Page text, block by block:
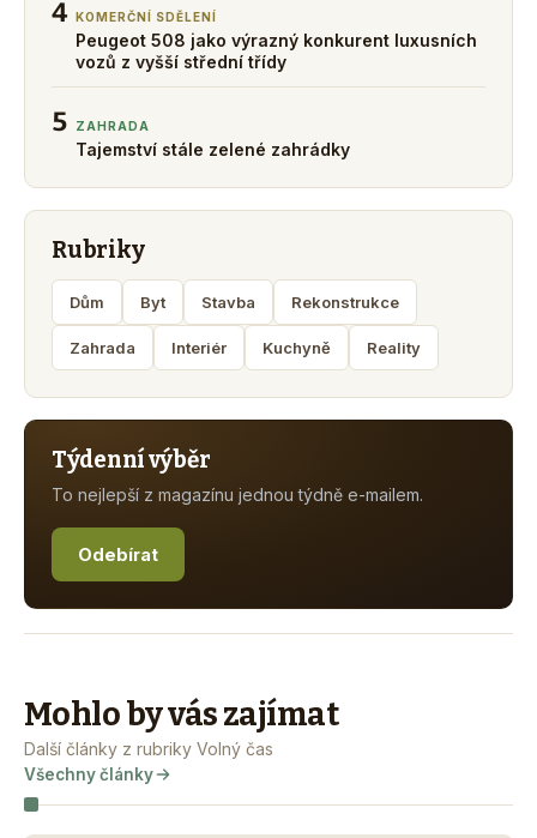
4 KOMERČNÍ SDĚLENÍ
Peugeot 508 jako výrazný konkurent luxusních
vozů z vyšší střední třídy
5 ZAHRADA
Tajemství stále zelené zahrádky
Rubriky
Dům Byt Stavba Rekonstrukce
Zahrada Interiér Kuchyně Reality
Týdenní výběr
To nejlepší z magazínu jednou týdně e-mailem.
Odebírat
Mohlo by vás zajímat
Další články z rubriky Volný čas
Všechny články